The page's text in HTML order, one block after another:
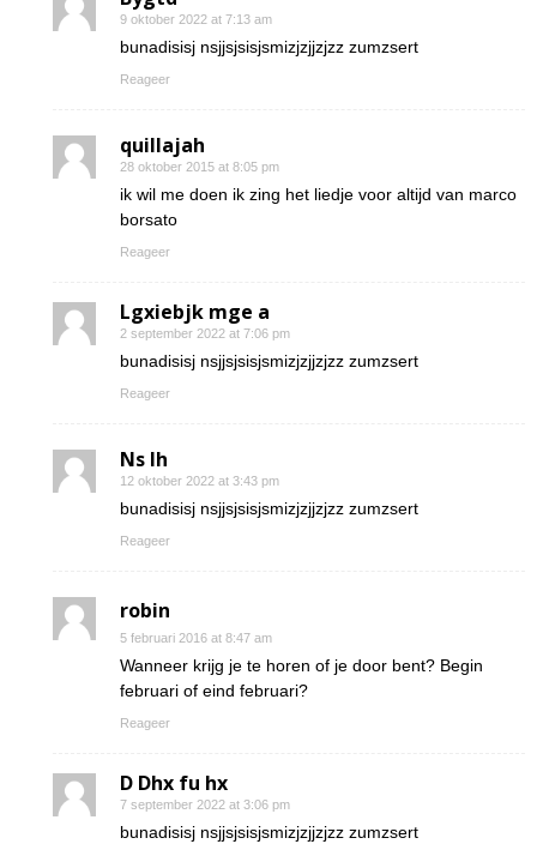
9 oktober 2022 at 7:13 am
bunadisisj nsjjsjsisjsmizjzjjzjzz zumzsert
Reageer
quillajah
28 oktober 2015 at 8:05 pm
ik wil me doen ik zing het liedje voor altijd van marco
borsato
Reageer
Lgxiebjk mge a
2 september 2022 at 7:06 pm
bunadisisj nsjjsjsisjsmizjzjjzjzz zumzsert
Reageer
Ns Ih
12 oktober 2022 at 3:43 pm
bunadisisj nsjjsjsisjsmizjzjjzjzz zumzsert
Reageer
robin
5 februari 2016 at 8:47 am
Wanneer krijg je te horen of je door bent? Begin
februari of eind februari?
Reageer
D Dhx fu hx
7 september 2022 at 3:06 pm
bunadisisj nsjjsjsisjsmizjzjjzjzz zumzsert